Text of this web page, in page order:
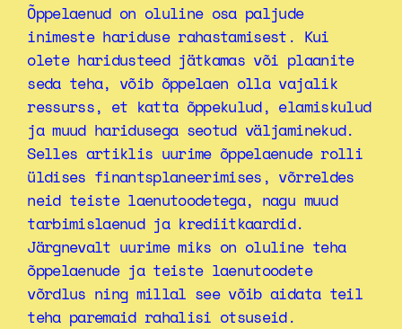
Õppelaenud on oluline osa paljude
inimeste hariduse rahastamisest. Kui
olete haridusteed jätkamas või plaanite
seda teha, võib õppelaen olla vajalik
ressurss, et katta õppekulud, elamiskulud
ja muud haridusega seotud väljaminekud.
Selles artiklis uurime õppelaenude rolli
üldises finantsplaneerimises, võrreldes
neid teiste laenutoodetega, nagu muud
tarbimislaenud ja krediitkaardid.
Järgnevalt uurime miks on oluline teha
õppelaenude ja teiste laenutoodete
võrdlus ning millal see võib aidata teil
teha paremaid rahalisi otsuseid.